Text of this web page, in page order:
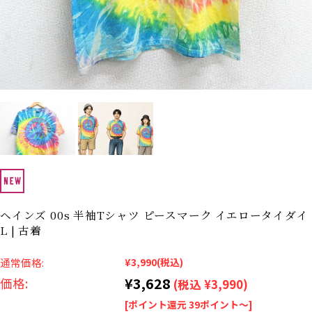
5 ラルフローレン 6 大きいサイズ 7 アニメ 8 ディズニー
Search by Brandブランドから探す
ラルフ ローレン
チャンピオン
アディダス ナイキ
サ行
タ行
ヘインズ 00s 半袖Tシャツ ピースマーク イエロータイダイ
L | 古着
通常価格: ¥3,990(税込)
価格: ¥3,628 (税込 ¥3,990)
[ポイント還元 39ポイント～]